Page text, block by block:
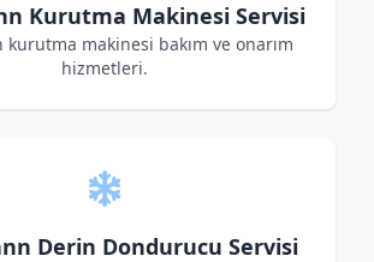
Kurutma Makinesi Servisi
kurutma makinesi bakım ve onarım
hizmetleri.
Derin Dondurucu Servisi